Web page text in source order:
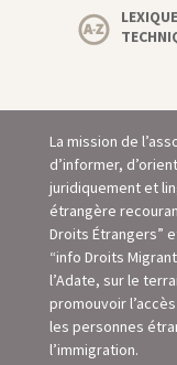
La mission de
d’informer,
juridiquement et
étrangère
Droits Étrangers”
“info Droits
l’Adate, sur le
promouvoir
les personnes
l’immigration.